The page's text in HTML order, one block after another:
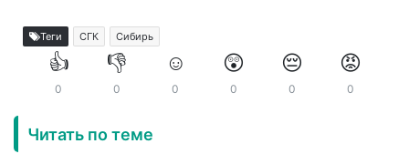
Теги СГК Сибирь
👍
0
👎
0
☺️
0
😲
0
😔
0
😡
0
Читать по теме